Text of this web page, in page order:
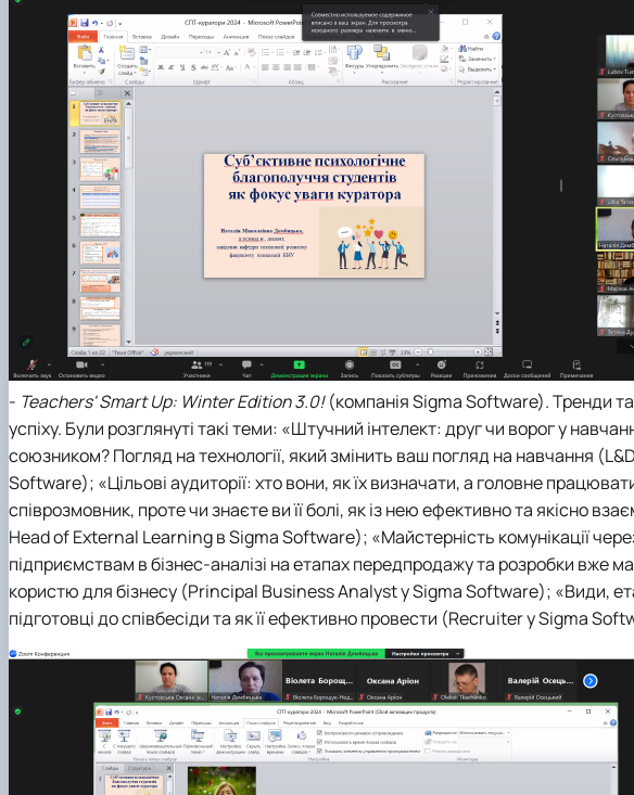
- Teachers' Smart Up: Winter Edition 3.0!(компанія Sigma Software). Тренди та
успіху. Були розглянуті такі теми: «Штучний інтелект: друг чи ворог у
союзником? Погляд на технології, який змінить ваш погляд на навчання
Software); «Цільові аудиторії: хто вони, як їх визначати, а головне
співрозмовник, проте чи знаєте ви її болі, як із нею ефективно та якісно
Head of External Learning в Sigma Software); «Майстерність комунікації
підприємствам в бізнес-аналізі на етапах передпродажу та розробки вже
користю для бізнесу (Principal Business Analyst у Sigma Software); «Види,
підготовці до співбесіди та як її ефективно провести (Recruiter у Sigma